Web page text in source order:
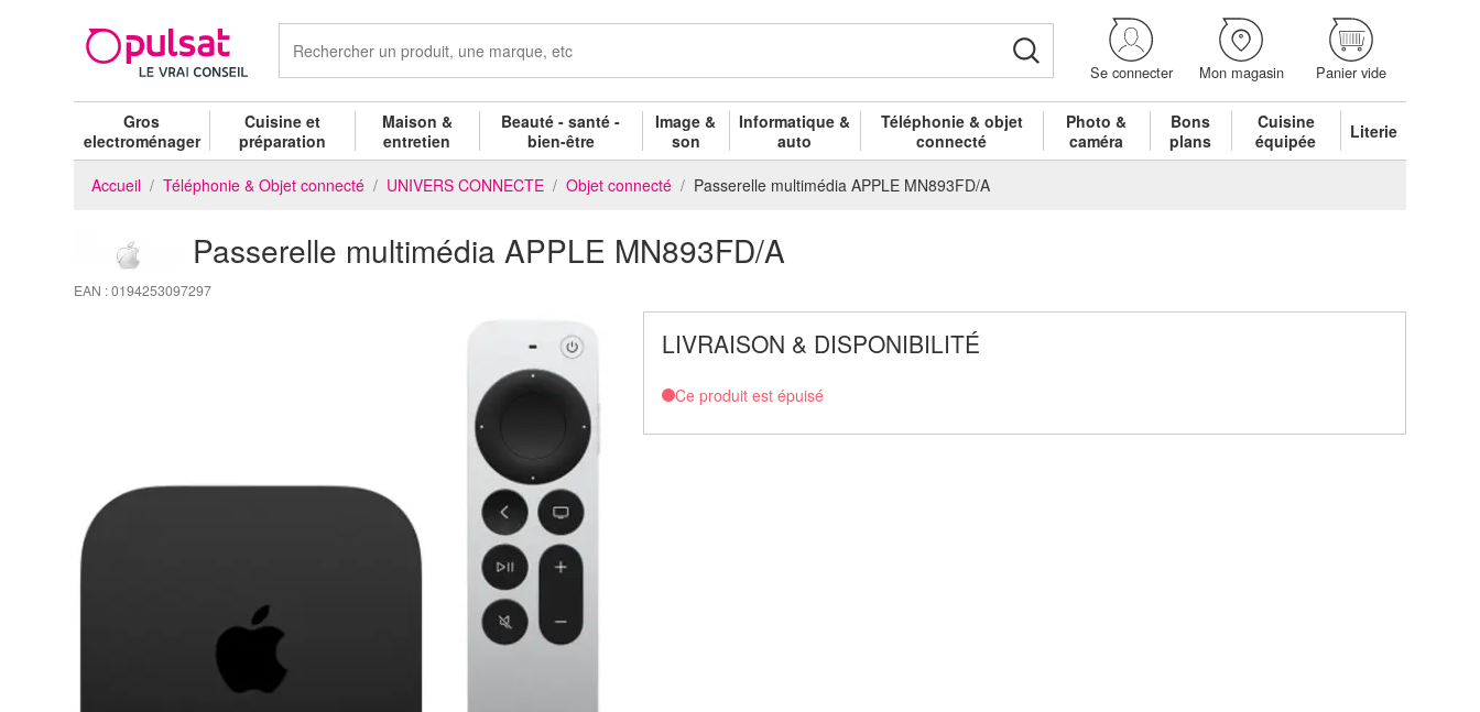
Se connecter Mon magasin Panier vide
Gros
electroménager
Cuisine et
préparation
Maison &
entretien
Beauté - santé -
bien-être
Image &
son
Informatique &
auto
Téléphonie & objet
connecté
Photo &
caméra
Bons
plans
Cuisine
équipée
Literie
Accueil Téléphonie & Objet connecté UNIVERS CONNECTE Objet connecté Passerelle multimédia APPLE MN893FD/A
Passerelle multimédia APPLE MN893FD/A
EAN : 0194253097297
LIVRAISON & DISPONIBILITÉ
Ce produit est épuisé